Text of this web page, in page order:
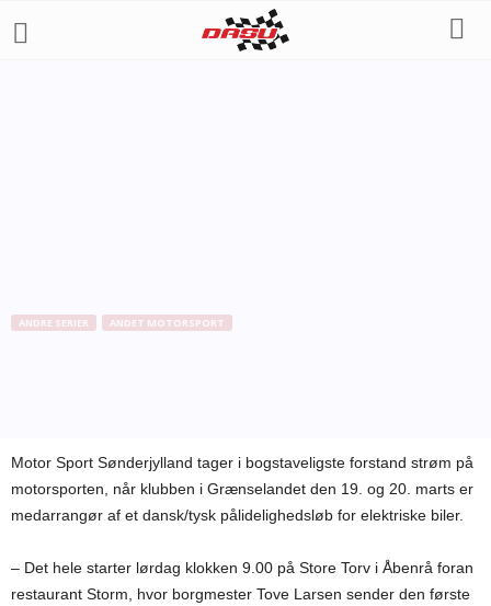
ANDRE SERIER ANDET MOTORSPORT
Motor Sport Sønderjylland tager i bogstaveligste forstand strøm på
motorsporten, når klubben i Grænselandet den 19. og 20. marts er
medarrangør af et dansk/tysk pålidelighedsløb for elektriske biler.
– Det hele starter lørdag klokken 9.00 på Store Torv i Åbenrå foran
restaurant Storm, hvor borgmester Tove Larsen sender den første